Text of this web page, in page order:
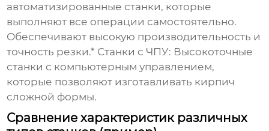
автоматизированные станки, которые
выполняют все операции самостоятельно.
Обеспечивают высокую производительность и
точность резки.* Станки с ЧПУ: Высокоточные
станки с компьютерным управлением,
которые позволяют изготавливать кирпич
сложной формы.
Сравнение характеристик различных